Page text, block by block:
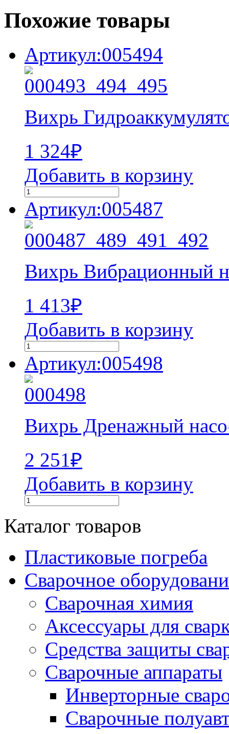
Похожие товары
Артикул:005494
Вихрь
1 324₽
Добавить в корзину
Артикул:005487
Вихрь Вибрационный
1 413₽
Добавить в корзину
Артикул:005498
Вихрь Дренажный
2 251₽
Добавить в корзину
Каталог товаров
Пластиковые погреба
Сварочное
Сварочная химия
Аксессуары для
Средства защиты
Сварочные аппараты
Инверторные
Сварочные